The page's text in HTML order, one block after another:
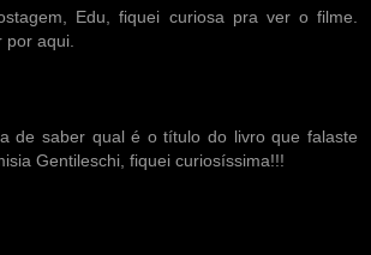
Edu, fiquei curiosa pra ver o filme.
por aqui.
de saber qual é o título do livro que falaste
Gentileschi, fiquei curiosíssima!!!